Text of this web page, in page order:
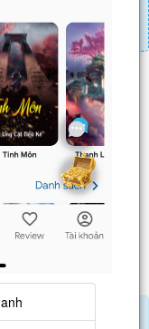
4 chương thì